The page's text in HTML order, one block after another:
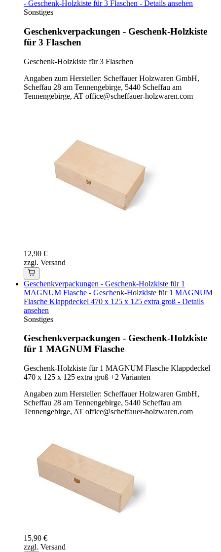
- Geschenk-Holzkiste für 3 Flaschen - Details ansehen
Sonstiges
Geschenkverpackungen - Geschenk-Holzkiste
für 3 Flaschen
Geschenk-Holzkiste für 3 Flaschen
Angaben zum Hersteller: Scheffauer Holzwaren GmbH,
Scheffau 28 am Tennengebirge, 5440 Scheffau am
Tennengebirge, AT office@scheffauer-holzwaren.com
12,90 €
zzgl. Versand
Geschenkverpackungen - Geschenk-Holzkiste für 1
MAGNUM Flasche - Geschenk-Holzkiste für 1 MAGNUM
Flasche Klappdeckel 470 x 125 x 125 extra groß - Details
ansehen
Sonstiges
Geschenkverpackungen - Geschenk-Holzkiste
für 1 MAGNUM Flasche
Geschenk-Holzkiste für 1 MAGNUM Flasche Klappdeckel
470 x 125 x 125 extra groß +2 Varianten
Angaben zum Hersteller: Scheffauer Holzwaren GmbH,
Scheffau 28 am Tennengebirge, 5440 Scheffau am
Tennengebirge, AT office@scheffauer-holzwaren.com
15,90 €
zzgl. Versand